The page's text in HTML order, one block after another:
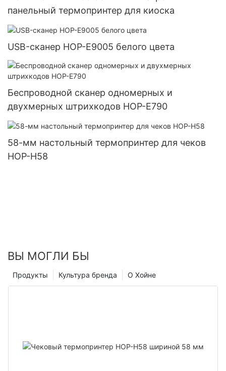
панельный термопринтер для киоска
USB-сканер HOP-E9005 белого цвета
Беспроводной сканер одномерных и
двухмерных штрихкодов HOP-E790
58-мм настольный термопринтер для чеков
HOP-H58
ВЫ МОГЛИ БЫ
О Хойне
Культура бренда
Продукты